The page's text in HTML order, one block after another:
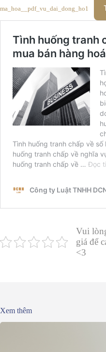
ma_hoa__pdf_vu_dai_dong_ho1
Vui
giá để
<3
Xem thêm